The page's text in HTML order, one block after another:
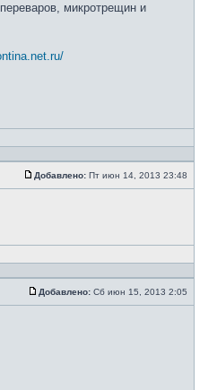
микротрещин и
Добавлено: Пт июн 14, 2013 23:48
Добавлено: Сб июн 15, 2013 2:05